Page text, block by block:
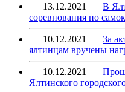
13.12.2021
В
соревнования по
10.12.2021
За
ялтинцам вручены
10.12.2021
Ялтинского